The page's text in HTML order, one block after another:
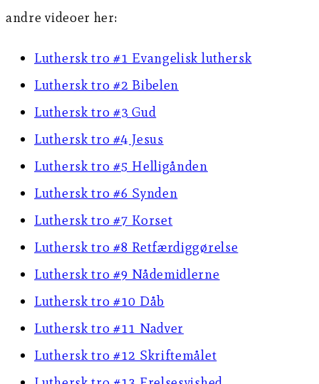
andre videoer her:
Luthersk tro #1 Evangelisk luthersk
Luthersk tro #2 Bibelen
Luthersk tro #3 Gud
Luthersk tro #4 Jesus
Luthersk tro #5 Helligånden
Luthersk tro #6 Synden
Luthersk tro #7 Korset
Luthersk tro #8 Retfærdiggørelse
Luthersk tro #9 Nådemidlerne
Luthersk tro #10 Dåb
Luthersk tro #11 Nadver
Luthersk tro #12 Skriftemålet